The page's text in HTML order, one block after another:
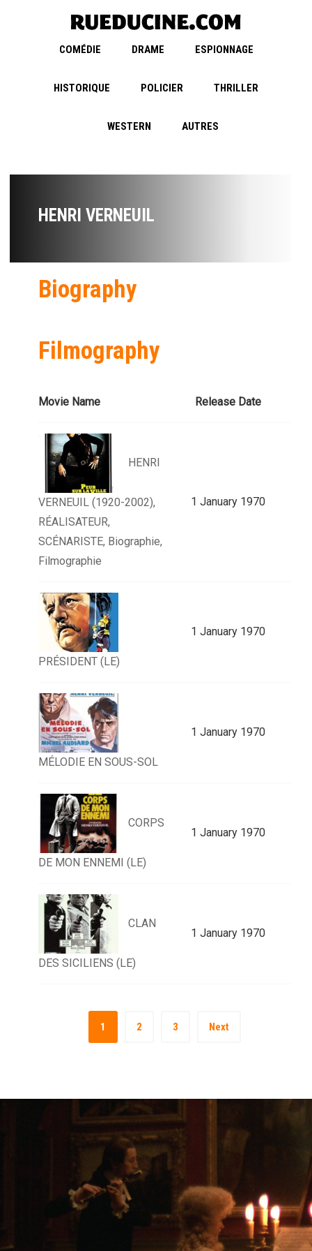
COMÉDIE DRAME ESPIONNAGE
HISTORIQUE POLICIER THRILLER
WESTERN AUTRES
HENRI VERNEUIL
Biography
Filmography
Movie Name Release Date
HENRI
VERNEUIL (1920-2002),
RÉALISATEUR,
SCÉNARISTE, Biographie,
Filmographie
1 January 1970
PRÉSIDENT (LE)
1 January 1970
MÉLODIE EN SOUS-SOL
1 January 1970
CORPS
DE MON ENNEMI (LE)
1 January 1970
CLAN
DES SICILIENS (LE)
1 January 1970
1 2 3 Next